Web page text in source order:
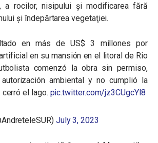
a rocilor, nisipului şi modificarea fără
şi îndepărtarea vegetaţiei.
en más de US$ 3 millones por
en su mansión en el litoral de Rio
comenzó la obra sin permiso,
ambiental y no cumplió la
el lago. pic.twitter.com/jz3CUgcYl8
July 3, 2023